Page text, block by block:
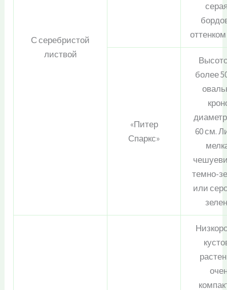
С серебристой
листвой
«Питер
Спаркс»
более
60 см.
темно-
или